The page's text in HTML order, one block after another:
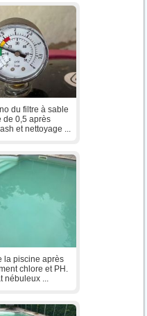
du filtre à sable
de 0,5 après
et nettoyage ...
la piscine après
chlore et PH.
nébuleux ...